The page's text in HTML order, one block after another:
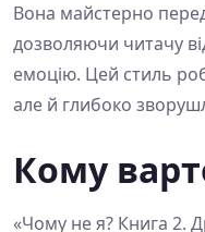
Вона майстерно
дозволяючи читачу
емоцію. Цей стиль
але й глибоко
Кому
«Чому не я? Книга 2.